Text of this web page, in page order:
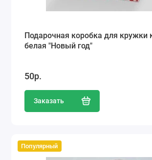
Подарочная коробка для кружки
белая "Новый год"
50р.
Заказать
Популярный